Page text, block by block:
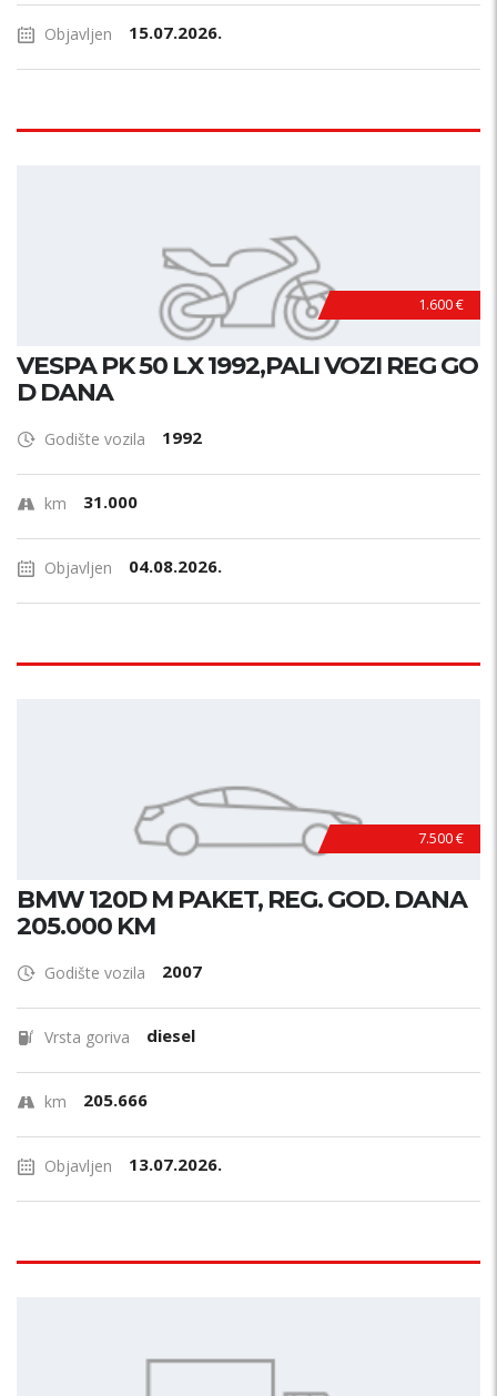
Objavljen 15.07.2026.
1.600 €
VESPA PK 50 LX 1992,PALI VOZI REG GO
D DANA
Godište vozila 1992
km 31.000
Objavljen 04.08.2026.
7.500 €
BMW 120D M PAKET, REG. GOD. DANA
205.000 KM
Godište vozila 2007
Vrsta goriva diesel
km 205.666
Objavljen 13.07.2026.